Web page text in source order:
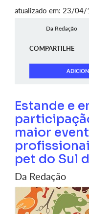
atualizado em: 23/04/
Da Redação
COMPARTILHE
Estande e
maior
pet do Sul
Da Redação